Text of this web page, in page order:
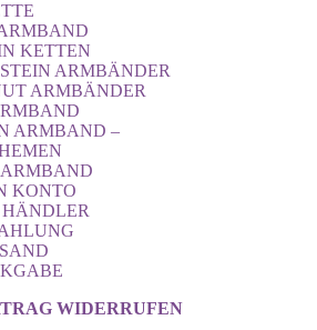
KETTEN
ARMBÄNDER
ARMBÄNDER
ARMBAND –
KONTO
WIDERRUFEN